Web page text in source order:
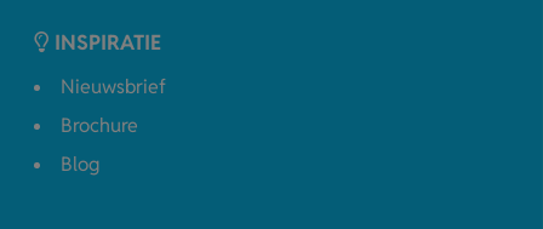
INSPIRATIE
Nieuwsbrief
Brochure
Blog